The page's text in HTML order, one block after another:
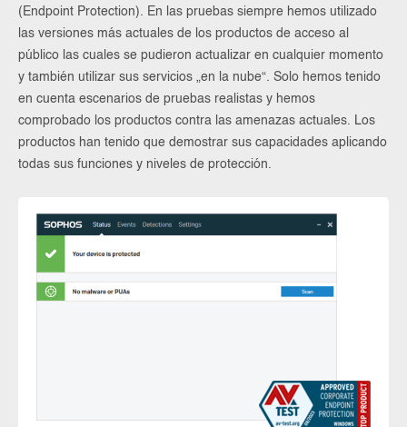
(Endpoint Protection). En las pruebas siempre hemos utilizado
las versiones más actuales de los productos de acceso al
público las cuales se pudieron actualizar en cualquier momento
y también utilizar sus servicios „en la nube“. Solo hemos tenido
en cuenta escenarios de pruebas realistas y hemos
comprobado los productos contra las amenazas actuales. Los
productos han tenido que demostrar sus capacidades aplicando
todas sus funciones y niveles de protección.